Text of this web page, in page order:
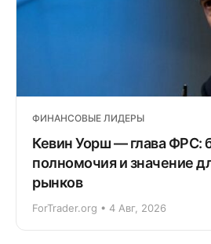
ФИНАНСОВЫЕ ЛИДЕРЫ
Кевин Уорш — глава ФРС:
полномочия и значение
рынков
ForTrader.org • 4 Авг, 2026